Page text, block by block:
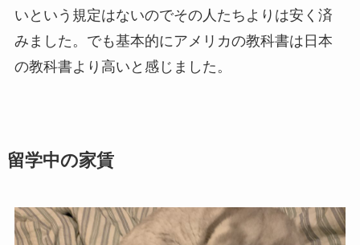
いという規定はないのでその人たちよりは安く済
みました。でも基本的にアメリカの教科書は日本
の教科書より高いと感じました。
留学中の家賃